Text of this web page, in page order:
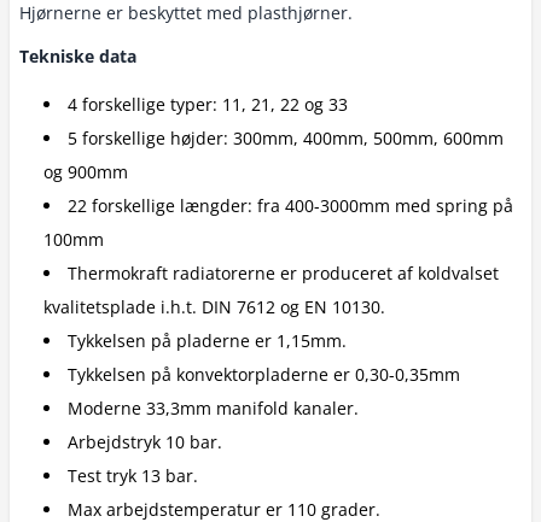
Hjørnerne er beskyttet med plasthjørner.
Tekniske data
4 forskellige typer: 11, 21, 22 og 33
5 forskellige højder: 300mm, 400mm, 500mm, 600mm
og 900mm
22 forskellige længder: fra 400-3000mm med spring på
100mm
Thermokraft radiatorerne er produceret af koldvalset
kvalitetsplade i.h.t. DIN 7612 og EN 10130.
Tykkelsen på pladerne er 1,15mm.
Tykkelsen på konvektorpladerne er 0,30-0,35mm
Moderne 33,3mm manifold kanaler.
Arbejdstryk 10 bar.
Test tryk 13 bar.
Max arbejdstemperatur er 110 grader.